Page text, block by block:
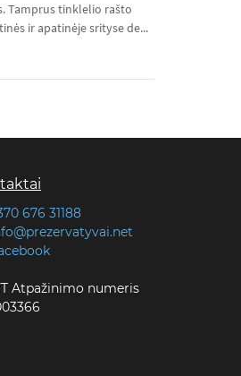
Tamprus tinklelio rašto
ir apatinėje srityse de...
676 31188
Atpažinimo numeris